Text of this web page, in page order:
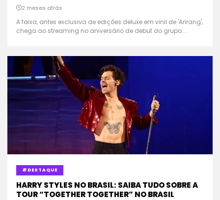
2 meses atrás
A faixa, antes exclusiva de edições deluxe em vinil de 'Arirang',
chega ao streaming no aniversário de debut do grupo....
#DESTAQUE
HARRY STYLES NO BRASIL: SAIBA TUDO SOBRE A
TOUR “TOGETHER TOGETHER” NO BRASIL